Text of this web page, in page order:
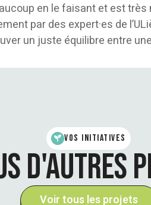
en le faisant et est
par des expert·es de
un juste équilibre entre
Vos initiatives
d'autres
Voir tous les projets